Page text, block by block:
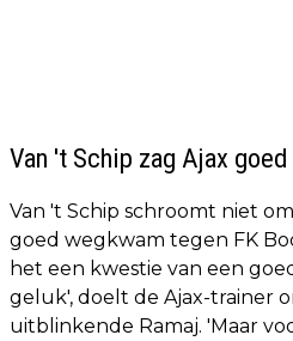
Van 't Schip zag Ajax
Van 't Schip schroomt niet
goed wegkwam tegen FK
het een kwestie van een
geluk', doelt de Ajax-trainer
uitblinkende Ramaj. 'Maar